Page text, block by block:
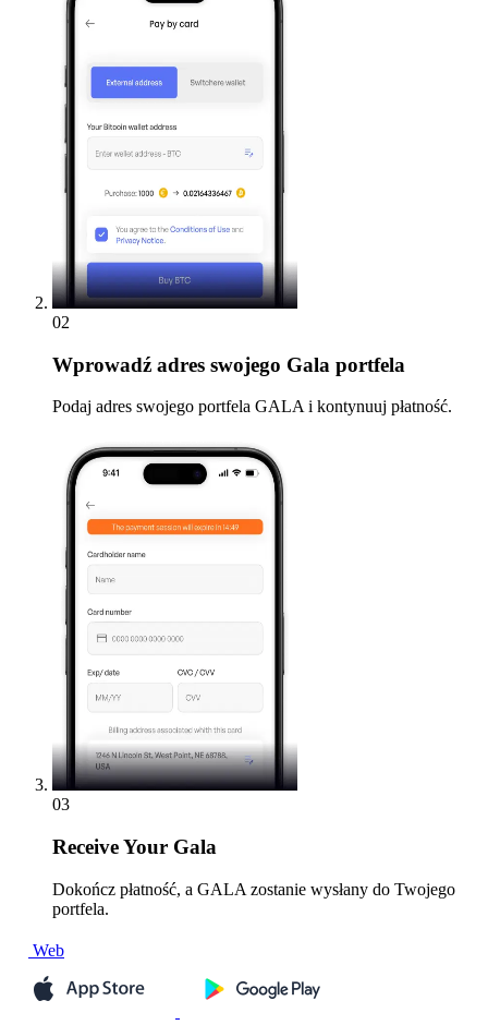
02
Wprowadź adres swojego Gala portfela
Podaj adres swojego portfela GALA i kontynuuj płatność.
03
ReceiveYour Gala
Dokończ płatność, a GALA zostanie wysłany do Twojego
portfela.
Web